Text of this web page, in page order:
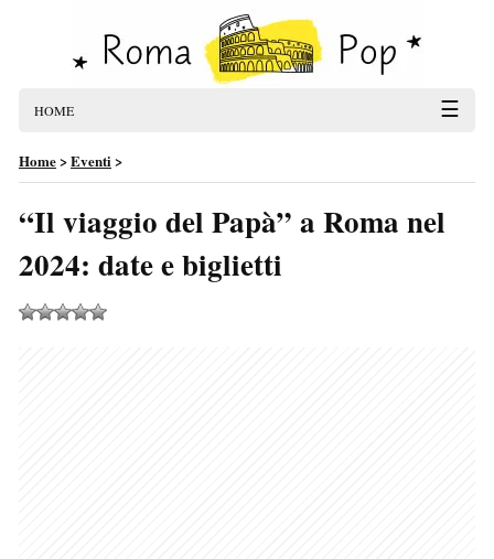
HOME ☰
Home>Eventi>
“Il viaggio del Papà” a Roma nel
2024: date e biglietti